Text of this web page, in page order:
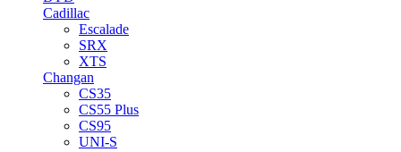
Cadillac
Escalade
SRX
XTS
Changan
CS35
CS55 Plus
CS95
UNI-S